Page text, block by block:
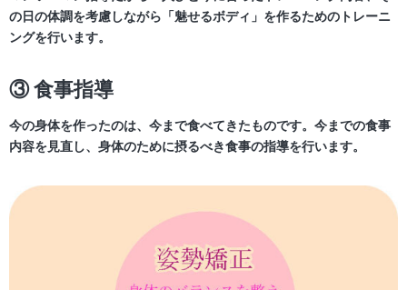
の日の体調を考慮しながら「魅せるボディ」を作るためのトレーニ
ングを行います。
③ 食事指導
今の身体を作ったのは、今まで食べてきたものです。今までの食事
内容を見直し、身体のために摂るべき食事の指導を行います。